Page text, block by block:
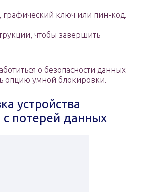
графический ключ или пин-код.
чтобы завершить
о безопасности данных
опцию умной блокировки.
устройства
потерей данных